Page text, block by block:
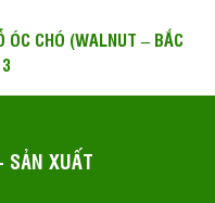
ÓC CHÓ (WALNUT – BẮC
SẢN XUẤT